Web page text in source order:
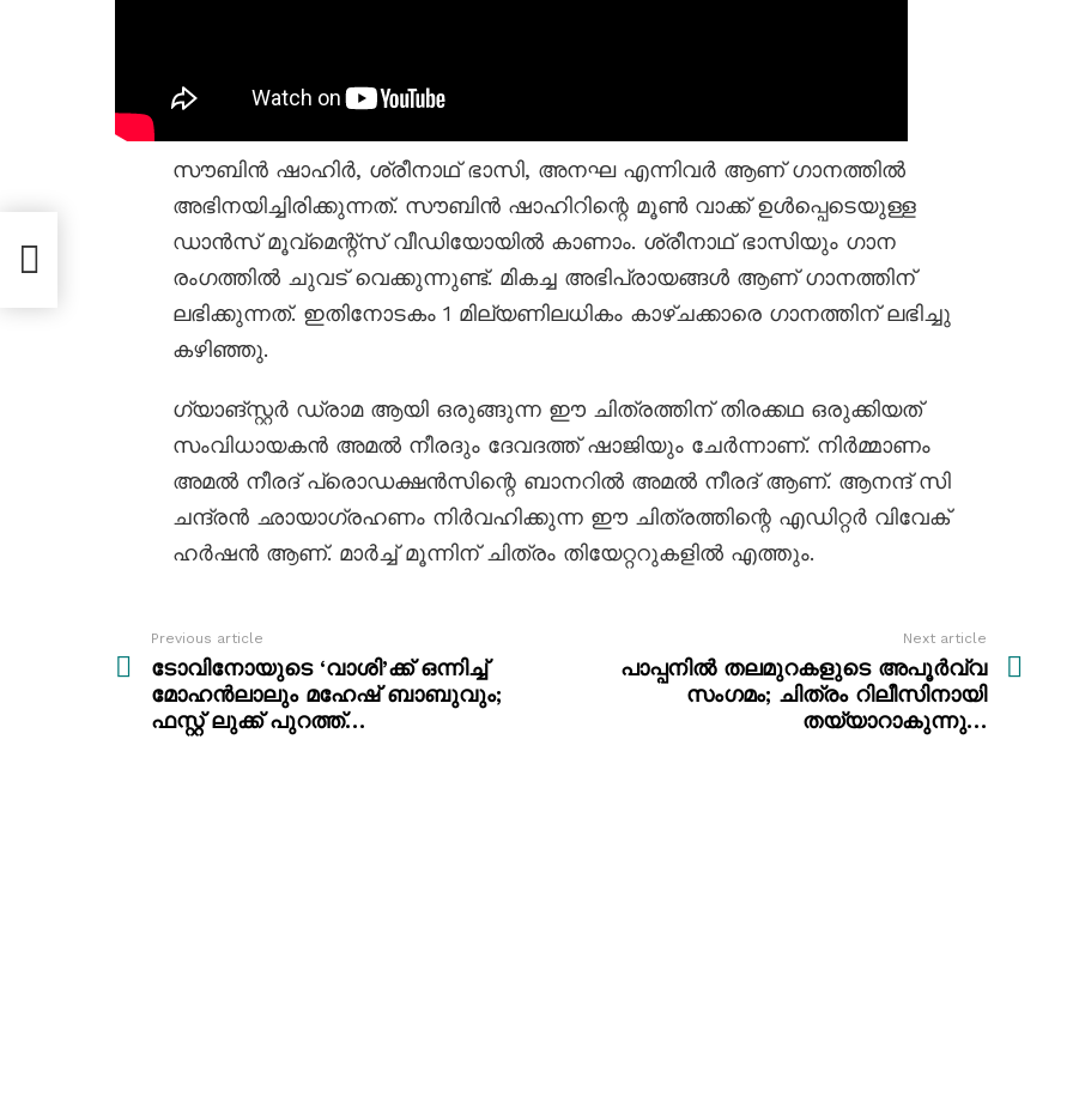
സൗബിൻ ഷാഹിർ, ശ്രീനാഥ്‌ ഭാസി, അനഘ എന്നിവർ ആണ് ഗാനത്തിൽ
അഭിനയിച്ചിരിക്കുന്നത്. സൗബിൻ ഷാഹിറിന്റെ മൂൺ വാക്ക് ഉൾപ്പെടെയുള്ള
ഡാൻസ് മൂവ്മെന്റ്‌സ് വീഡിയോയിൽ കാണാം. ശ്രീനാഥ്‌ ഭാസിയും ഗാന
രംഗത്തിൽ ചുവട് വെക്കുന്നുണ്ട്. മികച്ച അഭിപ്രായങ്ങൾ ആണ് ഗാനത്തിന്
ലഭിക്കുന്നത്. ഇതിനോടകം 1 മില്യണിലധികം കാഴ്ചക്കാരെ ഗാനത്തിന് ലഭിച്ചു
കഴിഞ്ഞു.
ഗ്യാങ്സ്റ്റർ ഡ്രാമ ആയി ഒരുങ്ങുന്ന ഈ ചിത്രത്തിന് തിരക്കഥ ഒരുക്കിയത്
സംവിധായകൻ അമൽ നീരദും ദേവദത്ത് ഷാജിയും ചേർന്നാണ്. നിർമ്മാണം
അമൽ നീരദ് പ്രൊഡക്ഷൻസിന്റെ ബാനറിൽ അമൽ നീരദ് ആണ്. ആനന്ദ് സി
ചന്ദ്രൻ ഛായാഗ്രഹണം നിർവഹിക്കുന്ന ഈ ചിത്രത്തിന്റെ എഡിറ്റർ വിവേക്
ഹർഷൻ ആണ്. മാര്‍ച്ച്‌ മൂന്നിന് ചിത്രം തിയേറ്ററുകളില്‍ എത്തും.
more
Previous article
ടോവിനോയുടെ ‘വാശി’ക്ക് ഒന്നിച്ച്
മോഹന്‍ലാലും മഹേഷ്‌ ബാബുവും;
ഫസ്റ്റ് ലുക്ക്‌ പുറത്ത്…
Next article
പാപ്പനിൽ തലമുറകളുടെ അപൂർവ്വ
സംഗമം; ചിത്രം റിലീസിനായി
തയ്യാറാകുന്നു…